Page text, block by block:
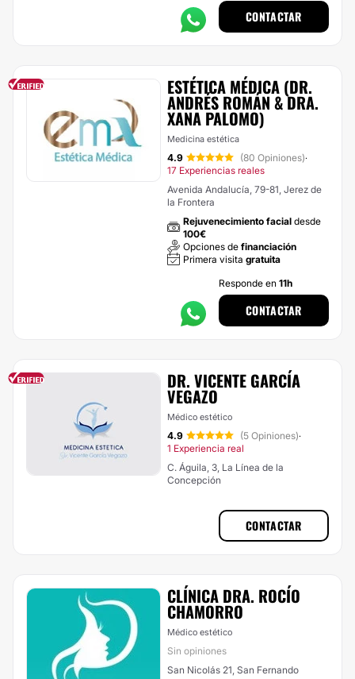
CONTACTAR
ESTÉTICA MÉDICA (DR.
ANDRÉS ROMÁN & DRA.
XANA PALOMO)
Medicina estética
4.9 (80 Opiniones)·
17 Experiencias reales
Avenida Andalucía, 79-81, Jerez de
la Frontera
Rejuvenecimiento facial desde
100€
Opciones de financiación
Primera visita gratuita
Responde en 11h
CONTACTAR
DR. VICENTE GARCÍA
VEGAZO
Médico estético
4.9 (5 Opiniones)·
1 Experiencia real
C. Águila, 3, La Línea de la
Concepción
CONTACTAR
CLÍNICA DRA. ROCÍO
CHAMORRO
Médico estético
Sin opiniones
San Nicolás 21, San Fernando